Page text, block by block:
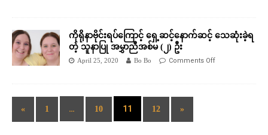
ကိုရိုနာဗိုင်းရပ်ကြောင့် ရှေ့ဆင့်နောက်ဆင့် သေဆုံးခဲ့ရ
တဲ့ သူနာပြု အမွှာညီအစ်မ (၂) ဦး
April 25, 2020 Bo Bo Comments Off
« 1 … 10 11 12 »